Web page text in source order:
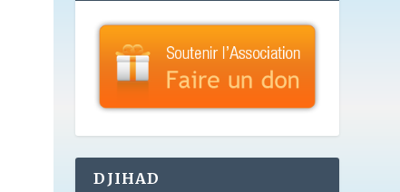
DJIHAD